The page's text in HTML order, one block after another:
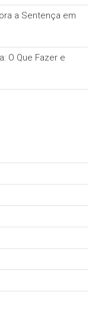
a Sentença em
O Que Fazer e